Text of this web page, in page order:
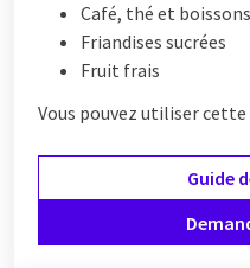
Café, thé et
Friandises sucrées
Fruit frais
Vous pouvez utiliser
Guide